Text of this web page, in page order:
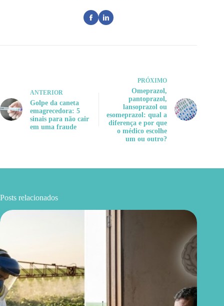
ANTERIOR
Golpe da caneta
emagrecedora: 5
sinais para não cair
em uma fraude
PRÓXIMO
Omeprazol,
pantoprazol,
lansoprazol ou
esomeprazol: qual a
diferença e por que
o médico escolhe
um ou outro?
Posts relacionados